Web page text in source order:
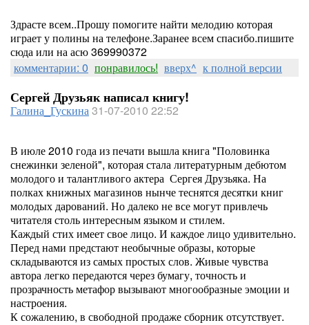
Здрасте всем..Прошу помогите найти мелодию которая
играет у полины на телефоне.Заранее всем спасибо.пишите
сюда или на асю 369990372
комментарии: 0 понравилось! вверх^ к полной версии
Сергей Друзьяк написал книгу!
Галина_Гускина31-07-2010 22:52
В июле 2010 года из печати вышла книга "Половинка
снежинки зеленой", которая стала литературным дебютом
молодого и талантливого актера Сергея Друзьяка. На
полках книжных магазинов нынче теснятся десятки книг
молодых дарований. Но далеко не все могут привлечь
читателя столь интересным языком и стилем.
Каждый стих имеет свое лицо. И каждое лицо удивительно.
Перед нами предстают необычные образы, которые
складываются из самых простых слов. Живые чувства
автора легко передаются через бумагу, точность и
прозрачность метафор вызывают многообразные эмоции и
настроения.
К сожалению, в свободной продаже сборник отсутствует.